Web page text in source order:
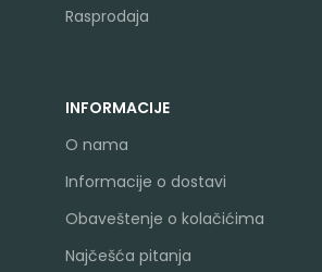
Rasprodaja
INFORMACIJE
O nama
Informacije o dostavi
Obaveštenje o kolačićima
Najčešća pitanja